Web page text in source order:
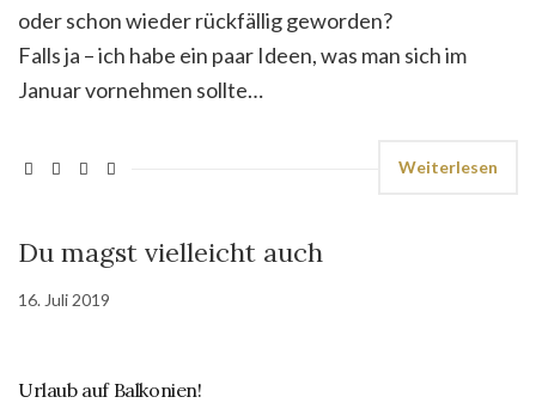
oder schon wieder rückfällig geworden?
Falls ja – ich habe ein paar Ideen, was man sich im
Januar vornehmen sollte…
Weiterlesen
Du magst vielleicht auch
16. Juli 2019
Urlaub auf Balkonien!